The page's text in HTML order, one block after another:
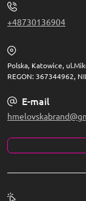
+48730136904
Polska, Katowice,
REGON: 367344962,
E-mail